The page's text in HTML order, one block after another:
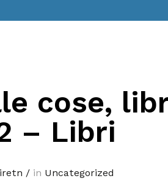
cose,
– Libri
/ in Uncategorized